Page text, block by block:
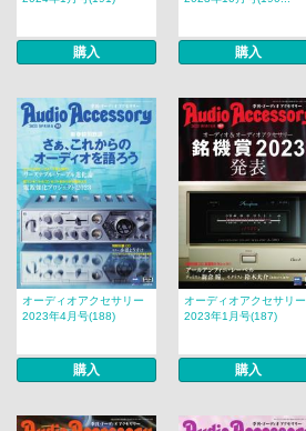
購入 購入
オーディオアクセサリー
2023年4月号(188)
購入
オーディオアクセサリー
2023年1月号(187)
購入